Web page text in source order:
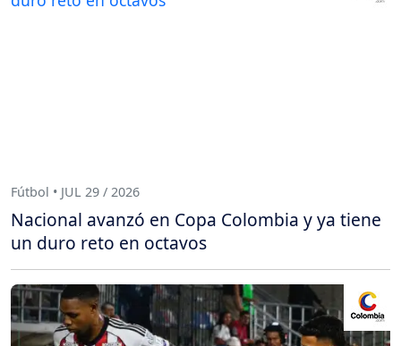
Fútbol • JUL 29 / 2026
Nacional avanzó en Copa Colombia y ya tiene
un duro reto en octavos